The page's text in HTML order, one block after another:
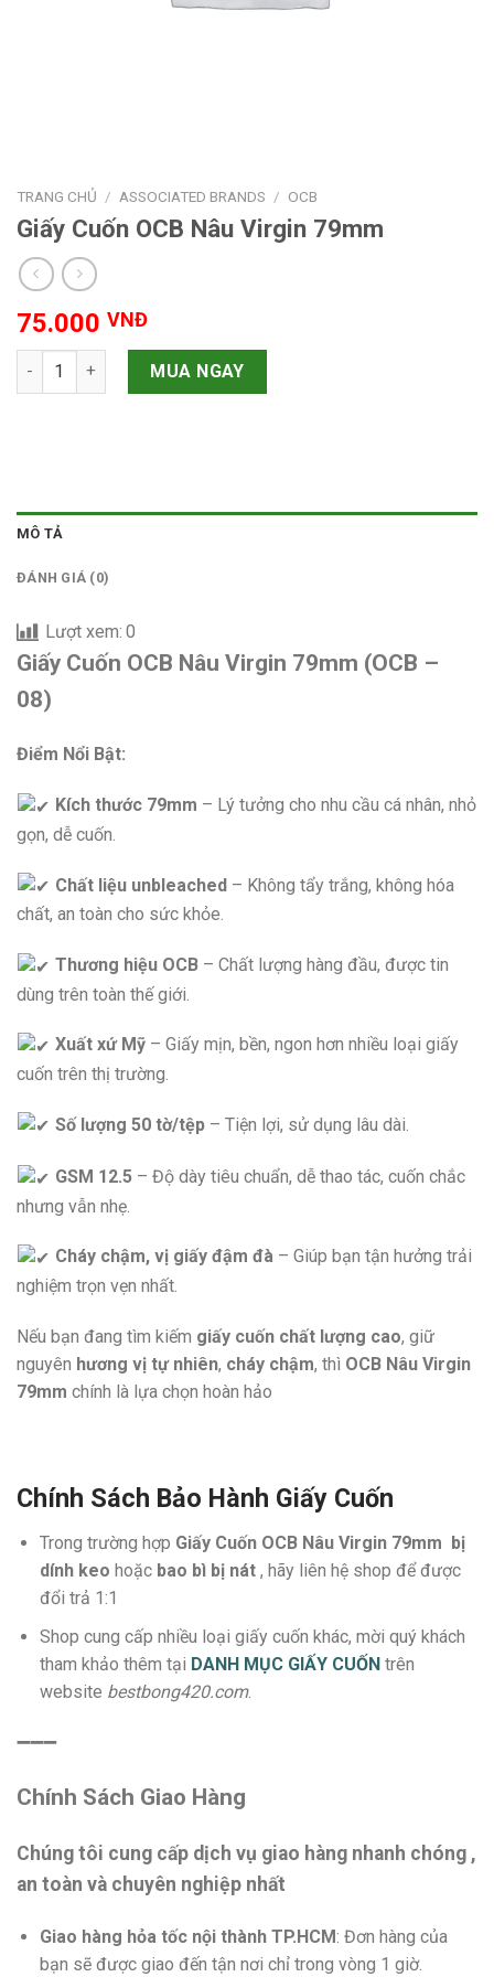
TRANG CHỦ / ASSOCIATED BRANDS / OCB
Giấy Cuốn OCB Nâu Virgin 79mm
75.000 VNĐ
Giấy Cuốn OCB Nâu Virgin 79mm số lượng
MUA NGAY
MÔ TẢ
ĐÁNH GIÁ (0)
Lượt xem: 0
Giấy Cuốn OCB Nâu Virgin 79mm (OCB –
08)
Điểm Nổi Bật:
Kích thước 79mm – Lý tưởng cho nhu cầu cá nhân, nhỏ
gọn, dễ cuốn.
Chất liệu unbleached – Không tẩy trắng, không hóa
chất, an toàn cho sức khỏe.
Thương hiệu OCB – Chất lượng hàng đầu, được tin
dùng trên toàn thế giới.
Xuất xứ Mỹ – Giấy mịn, bền, ngon hơn nhiều loại giấy
cuốn trên thị trường.
Số lượng 50 tờ/tệp – Tiện lợi, sử dụng lâu dài.
GSM 12.5 – Độ dày tiêu chuẩn, dễ thao tác, cuốn chắc
nhưng vẫn nhẹ.
Cháy chậm, vị giấy đậm đà – Giúp bạn tận hưởng trải
nghiệm trọn vẹn nhất.
Nếu bạn đang tìm kiếm giấy cuốn chất lượng cao, giữ
nguyên hương vị tự nhiên, cháy chậm, thì OCB Nâu Virgin
79mm chính là lựa chọn hoàn hảo
Chính Sách Bảo Hành Giấy Cuốn
Trong trường hợp Giấy Cuốn OCB Nâu Virgin 79mm bị
dính keo hoặc bao bì bị nát, hãy liên hệ shop để được
đổi trả 1:1
Shop cung cấp nhiều loại giấy cuốn khác, mời quý khách
tham khảo thêm tại DANH MỤC GIẤY CUỐNtrên
website bestbong420.com.
➖➖➖
Chính Sách Giao Hàng
Chúng tôi cung cấp dịch vụ giao hàng nhanh chóng ,
an toàn và chuyên nghiệp nhất
Giao hàng hỏa tốc nội thành TP.HCM: Đơn hàng của
bạn sẽ được giao đến tận nơi chỉ trong vòng 1 giờ.